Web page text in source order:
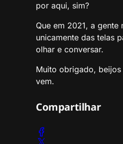
por aqui, sim?
Que em 2021, a gente
unicamente das telas
olhar e conversar.
Muito obrigado,
vem.
Compartilhar